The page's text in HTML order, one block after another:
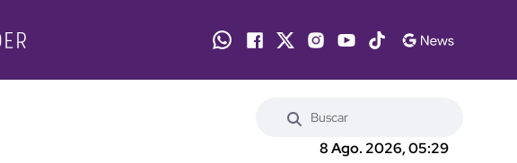
8 Ago. 2026, 05:29